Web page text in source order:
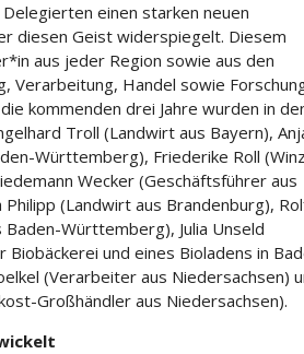
einen starken neuen
diesen Geist widerspiegelt. Diesem
aus jeder Region sowie aus den
Verarbeitung, Handel sowie
kommenden drei Jahre wurden in
Troll (Landwirt aus Bayern),
Württemberg), Friederike Roll
Wecker (Geschäftsführer aus
Philipp (Landwirt aus Brandenburg),
Württemberg), Julia Unseld
Biobäckerei und eines Bioladens in
(Verarbeiter aus Niedersachsen)
Großhändler aus Niedersachsen).